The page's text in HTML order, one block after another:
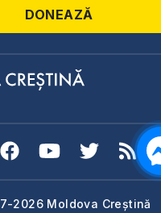
DONEAZĂ
2026 Moldova Creștină